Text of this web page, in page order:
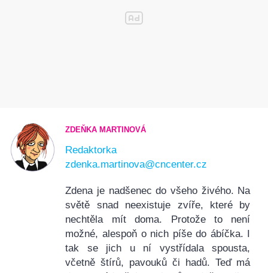
ZDEŇKA MARTINOVÁ
Redaktorka
zdenka.martinova@cncenter.cz
Zdena je nadšenec do všeho živého. Na
světě snad neexistuje zvíře, které by
nechtěla mít doma. Protože to není
možné, alespoň o nich píše do ábíčka. I
tak se jich u ní vystřídala spousta,
včetně štírů, pavouků či hadů. Teď má